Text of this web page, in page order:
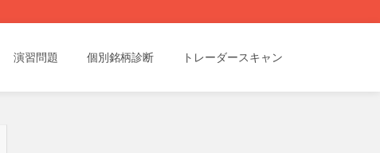
演習問題 個別銘柄診断 トレーダースキャン